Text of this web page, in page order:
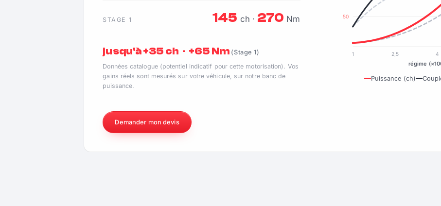
STAGE 1 145 ch · 270 Nm
jusqu'à +35 ch · +65 Nm (Stage 1)
Données catalogue (potentiel indicatif pour cette motorisation). Vos
gains réels sont mesurés sur votre véhicule, sur notre banc de
puissance.
50
1 2,5 4
régime
Puissance (ch)
Demander mon devis